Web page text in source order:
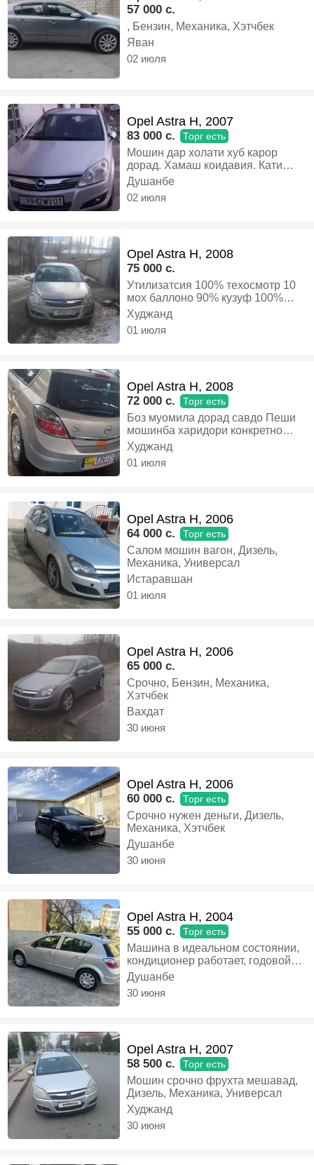
57 000 c.
, Бензин, Механика, Хэтчбек
Яван
02 июля
Opel Astra H, 2007
83 000 c. Торг есть
Мошин дар холати хуб карор
дорад. Хамаш коидавия. Кати
усто. Бие бинш алишан мещава.
Варияти алищирам дора, Бензин,
Механика, Универсал
Душанбе
02 июля
Opel Astra H, 2008
75 000 c.
Утилизатсия 100% техосмотр 10
мох баллоно 90% кузуф 100%
вагон як даст гаштаги харидори
конкиретни занг занад бехуда
занг назанед, Бензин, Механика,
Худжанд
01 июля
Opel Astra H, 2008
72 000 c. Торг есть
Боз муомила дорад савдо Пеши
мошинба харидори конкретно
занг занед, Бензин, Механика,
Хэтчбек
Худжанд
01 июля
Opel Astra H, 2006
64 000 c. Торг есть
Салом мошин вагон, Дизель,
Механика, Универсал
Истаравшан
01 июля
Opel Astra H, 2006
65 000 c.
Срочно, Бензин, Механика,
Хэтчбек
Вахдат
30 июня
Opel Astra H, 2006
60 000 c. Торг есть
Срочно нужен деньги, Дизель,
Механика, Хэтчбек
Душанбе
30 июня
Opel Astra H, 2004
55 000 c. Торг есть
Машина в идеальном состоянии,
кондиционер работает, годовой
документ, утилизация имеется.,
Бензин, Механика, Хэтчбек
Душанбе
30 июня
Opel Astra H, 2007
58 500 c. Торг есть
Мошин срочно фрухта мешавад,
Дизель, Механика, Универсал
Худжанд
30 июня